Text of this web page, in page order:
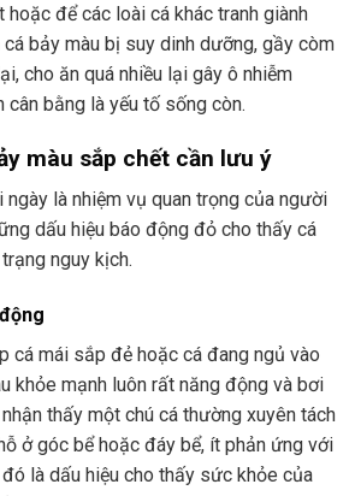
hoặc để các loài cá khác tranh giành
bảy màu bị suy dinh dưỡng, gầy còm
cho ăn quá nhiều lại gây ô nhiễm
bằng là yếu tố sống còn.
màu sắp chết cần lưu ý
ngày là nhiệm vụ quan trọng của người
dấu hiệu báo động đỏ cho thấy cá
nguy kịch.
cá mái sắp đẻ hoặc cá đang ngủ vào
khỏe mạnh luôn rất năng động và bơi
thấy một chú cá thường xuyên tách
ở góc bể hoặc đáy bể, ít phản ứng với
là dấu hiệu cho thấy sức khỏe của